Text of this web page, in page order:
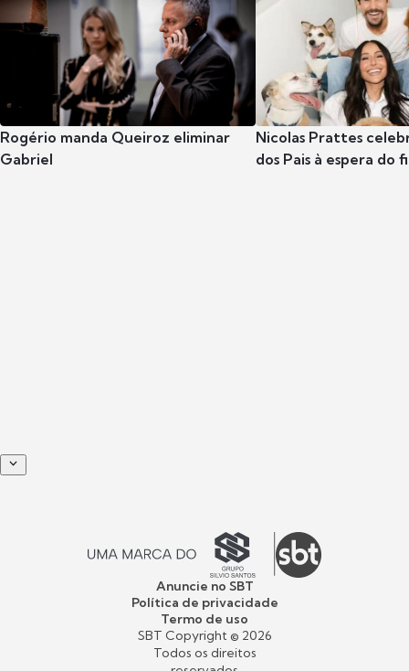
Rogério manda Queiroz eliminar
Gabriel
Nicolas Prattes
dos Pais à espera do
Anuncie no SBT
Política de privacidade
Termo de uso
SBT Copyright © 2026
Todos os direitos